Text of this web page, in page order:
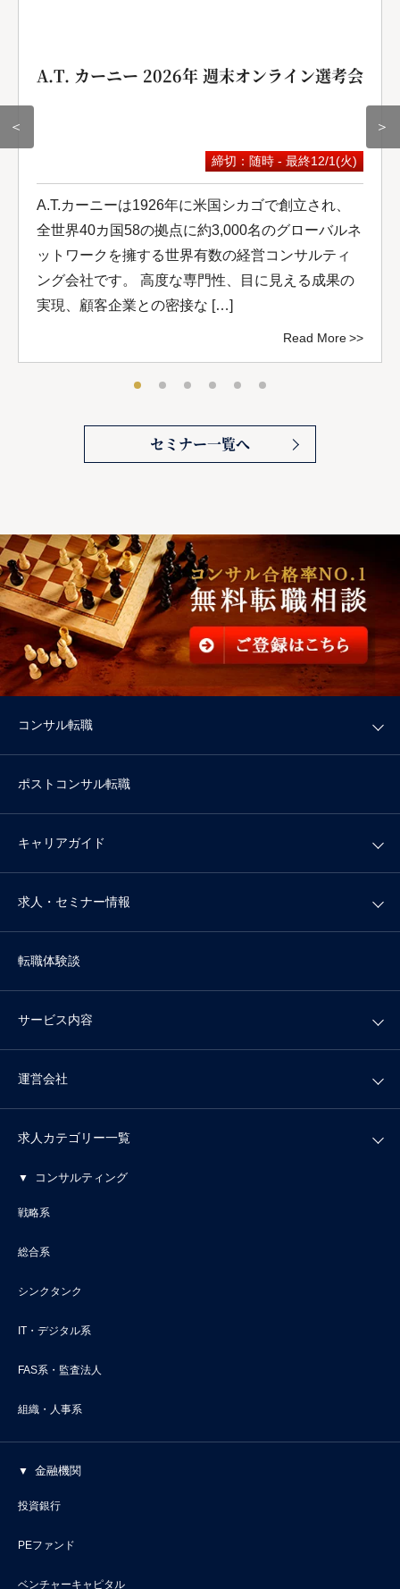
＜
A.T. カーニー 2026年 週末オンライン選考会
締切：随時 - 最終12/1(火)
A.T.カーニーは1926年に米国シカゴで創立され、
全世界40カ国58の拠点に約3,000名のグローバルネ
ットワークを擁する世界有数の経営コンサルティ
ング会社です。 高度な専門性、目に見える成果の
実現、顧客企業との密接な […]
Read More
＞
セミナー一覧へ
コンサル転職
ポストコンサル転職
キャリアガイド
求人・セミナー情報
転職体験談
サービス内容
運営会社
求人カテゴリー一覧
コンサルティング
戦略系
総合系
シンクタンク
IT・デジタル系
FAS系・監査法人
組織・人事系
金融機関
投資銀行
PEファンド
ベンチャーキャピタル